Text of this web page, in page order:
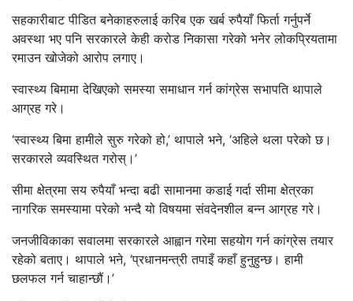
सहकारीबाट पीडित बनेकाहरुलाई करिब एक खर्ब रुपैयाँ फिर्ता गर्नुपर्ने
अवस्था भए पनि सरकारले केही करोड निकासा गरेको भनेर लोकप्रियतामा
रमाउन खोजेको आरोप लगाए।
स्वास्थ्य बिमामा देखिएको समस्या समाधान गर्न कांग्रेस सभापति थापाले
आग्रह गरे।
‘स्वास्थ्य बिमा हामीले सुरु गरेको हो,’ थापाले भने, ‘अहिले थला परेको छ।
सरकारले व्यवस्थित गरोस्।’
सीमा क्षेत्रमा सय रुपैयाँ भन्दा बढी सामानमा कडाई गर्दा सीमा क्षेत्रका
नागरिक समस्यामा परेको भन्दै यो विषयमा संवदेनशील बन्न आग्रह गरे।
जनजीविकाका सवालमा सरकारले आह्वान गरेमा सहयोग गर्न कांग्रेस तयार
रहेको बताए। थापाले भने, ‘प्रधानमन्त्री तपाइँ कहाँ हुनुहुन्छ। हामी
छलफल गर्न चाहान्छौं।’